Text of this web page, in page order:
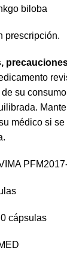
biloba
prescripción.
su
médico si
cápsulas